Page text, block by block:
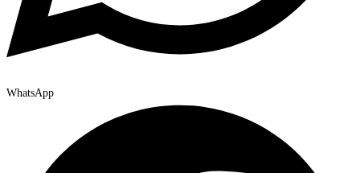
WhatsApp